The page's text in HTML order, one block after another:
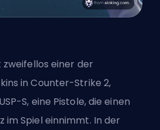
zweifellos einer der
in Counter-Strike 2,
S, eine Pistole, die einen
im Spiel einnimmt. In der